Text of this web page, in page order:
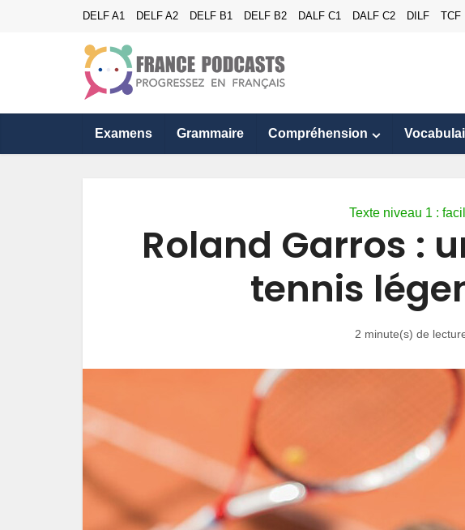
DELF A1 DELF A2 DELF B1 DELF B2 DALF C1 DALF C2 DILF TCF
Examens Grammaire Compréhension
Texte niveau 1 :
Roland Garros :
tennis
2 minute(s) de